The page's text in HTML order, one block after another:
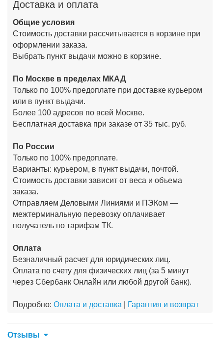
Доставка и оплата
Общие условия
Стоимость доставки рассчитывается в корзине при
оформлении заказа.
Выбрать пункт выдачи можно в корзине.
По Москве в пределах МКАД
Только по 100% предоплате при доставке курьером
или в пункт выдачи.
Более 100 адресов по всей Москве.
Бесплатная доставка при заказе от 35 тыс. руб.
По России
Только по 100% предоплате.
Варианты: курьером, в пункт выдачи, почтой.
Стоимость доставки зависит от веса и объема
заказа.
Отправляем Деловыми Линиями и ПЭКом —
межтерминальную перевозку оплачивает
получатель по тарифам ТК.
Оплата
Безналичный расчет для юридических лиц.
Оплата по счету для физических лиц (за 5 минут
через Сбербанк Онлайн или любой другой банк).
Подробно: Оплата и доставка Гарантия и возврат
Отзывы